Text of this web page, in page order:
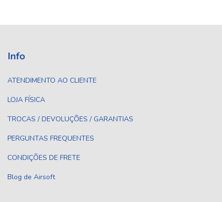
Info
ATENDIMENTO AO CLIENTE
LOJA FÍSICA
TROCAS / DEVOLUÇÕES / GARANTIAS
PERGUNTAS FREQUENTES
CONDIÇÕES DE FRETE
Blog de Airsoft